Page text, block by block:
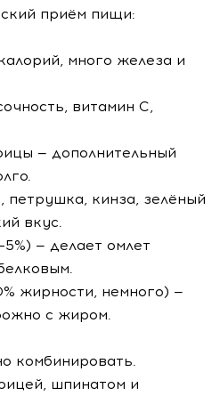
приём пищи:
много железа и
витамин С,
— дополнительный
петрушка, кинза, зелёный
вкус.
— делает омлет
жирности, немного) —
с жиром.
комбинировать.
шпинатом и